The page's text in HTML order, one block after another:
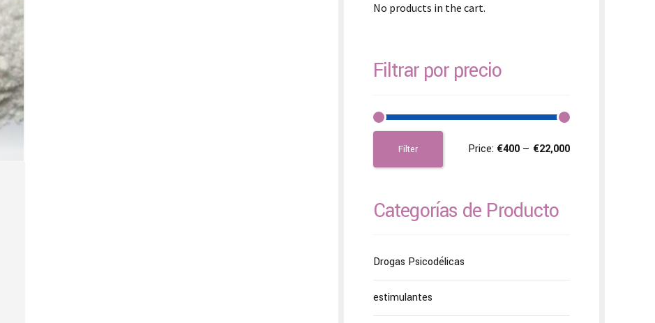
No products in the cart.
Filtrar por precio
Filter Price: €400 — €22,000
Categorías de Producto
Drogas Psicodélicas
estimulantes